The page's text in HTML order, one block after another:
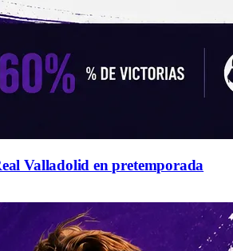
Valladolid en pretemporada